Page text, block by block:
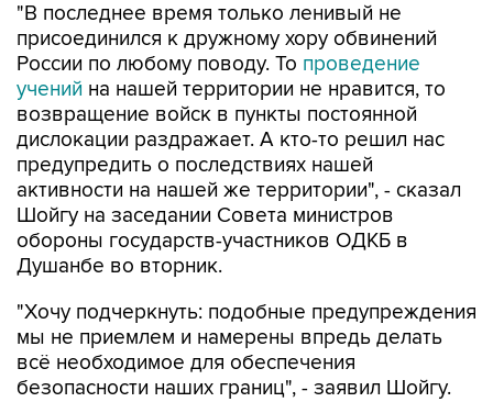
"В последнее время только ленивый не
присоединился к дружному хору обвинений
России по любому поводу. То проведение
учений на нашей территории не нравится, то
возвращение войск в пункты постоянной
дислокации раздражает. А кто-то решил нас
предупредить о последствиях нашей
активности на нашей же территории", - сказал
Шойгу на заседании Совета министров
обороны государств-участников ОДКБ в
Душанбе во вторник.
"Хочу подчеркнуть: подобные предупреждения
мы не приемлем и намерены впредь делать
всё необходимое для обеспечения
безопасности наших границ", - заявил Шойгу.